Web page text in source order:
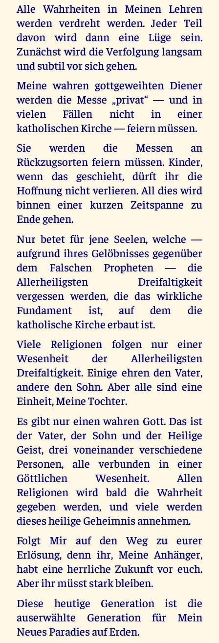
Alle Wahrheiten in Meinen Lehren
werden verdreht werden. Jeder Teil
davon wird dann eine Lüge sein.
Zunächst wird die Verfolgung langsam
und subtil vor sich gehen.
Meine wahren gottgeweihten Diener
werden die Messe „privat“ — und in
vielen Fällen nicht in einer
katholischen Kirche — feiern müssen.
Sie werden die Messen an
Rückzugsorten feiern müssen. Kinder,
wenn das geschieht, dürft ihr die
Hoffnung nicht verlieren. All dies wird
binnen einer kurzen Zeitspanne zu
Ende gehen.
Nur betet für jene Seelen, welche —
aufgrund ihres Gelöbnisses gegenüber
dem Falschen Propheten — die
Allerheiligsten Dreifaltigkeit
vergessen werden, die das wirkliche
Fundament ist, auf dem die
katholische Kirche erbaut ist.
Viele Religionen folgen nur einer
Wesenheit der Allerheiligsten
Dreifaltigkeit. Einige ehren den Vater,
andere den Sohn. Aber alle sind eine
Einheit, Meine Tochter.
Es gibt nur einen wahren Gott. Das ist
der Vater, der Sohn und der Heilige
Geist, drei voneinander verschiedene
Personen, alle verbunden in einer
Göttlichen Wesenheit. Allen
Religionen wird bald die Wahrheit
gegeben werden, und viele werden
dieses heilige Geheimnis annehmen.
Folgt Mir auf den Weg zu eurer
Erlösung, denn ihr, Meine Anhänger,
habt eine herrliche Zukunft vor euch.
Aber ihr müsst stark bleiben.
Diese heutige Generation ist die
auserwählte Generation für Mein
Neues Paradies auf Erden.